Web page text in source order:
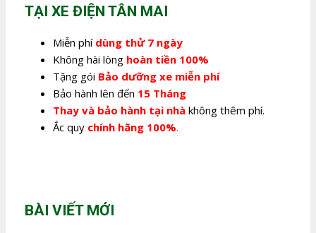
TẠI XE ĐIỆN TÂN MAI
Miễn phí dùng thử 7 ngày
Không hài lòng hoàn tiền 100%
Tặng gói Bảo dưỡng xe miễn phí
Bảo hành lên đến 15 Tháng
Thay và bảo hành tại nhà không thêm phí.
Ắc quy chính hãng 100%.
BÀI VIẾT MỚI